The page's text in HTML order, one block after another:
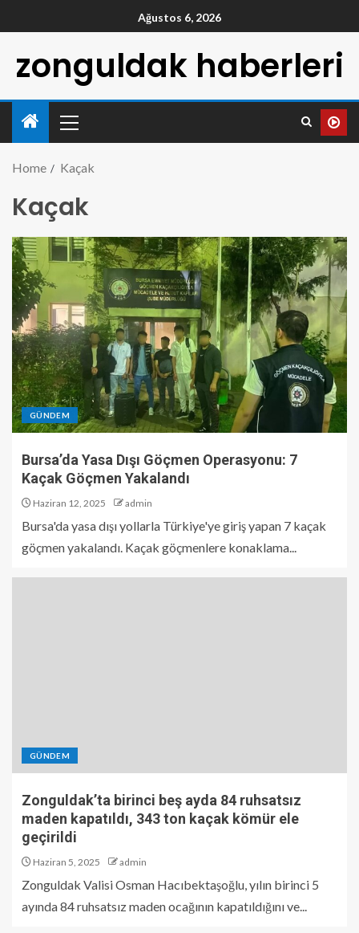
Ağustos 6, 2026
zonguldak haberleri
Home Kaçak
Kaçak
GÜNDEM
Bursa’da Yasa Dışı Göçmen Operasyonu: 7
Kaçak Göçmen Yakalandı
Haziran 12, 2025 admin
Bursa'da yasa dışı yollarla Türkiye'ye giriş yapan 7 kaçak
göçmen yakalandı. Kaçak göçmenlere konaklama...
GÜNDEM
Zonguldak’ta birinci beş ayda 84 ruhsatsız
maden kapatıldı, 343 ton kaçak kömür ele
geçirildi
Haziran 5, 2025 admin
Zonguldak Valisi Osman Hacıbektaşoğlu, yılın birinci 5
ayında 84 ruhsatsız maden ocağının kapatıldığını ve...